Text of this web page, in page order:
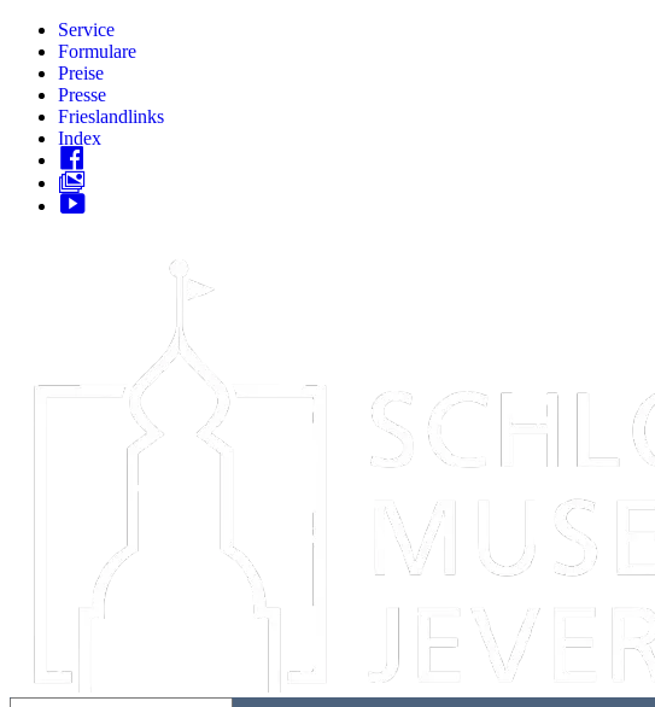
Zum
Inhalt
springen
Service
Formulare
Preise
Presse
Frieslandlinks
Index